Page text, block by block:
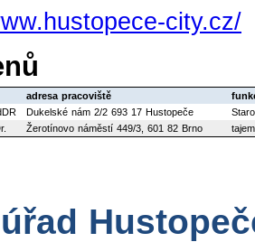
city.cz/
adresa pracoviště
Dukelské nám 2/2 693 17 Hustopeče
Žerotínovo náměstí 449/3, 601 82 Brno